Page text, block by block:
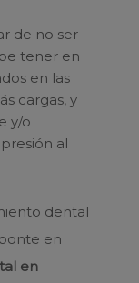
de no ser
tener en
en las
cargas, y
y/o
al
dental
en
en